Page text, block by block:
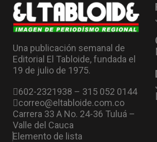
Una publicación semanal de
Editorial El Tabloide, fundada el
19 de julio de 1975.
602-2321938 – 315 052 0144
correo@eltabloide.com.co
Carrera 33 A No. 24-36 Tuluá –
Valle del Cauca
Elemento de lista